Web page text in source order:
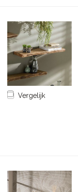
Vergelijk